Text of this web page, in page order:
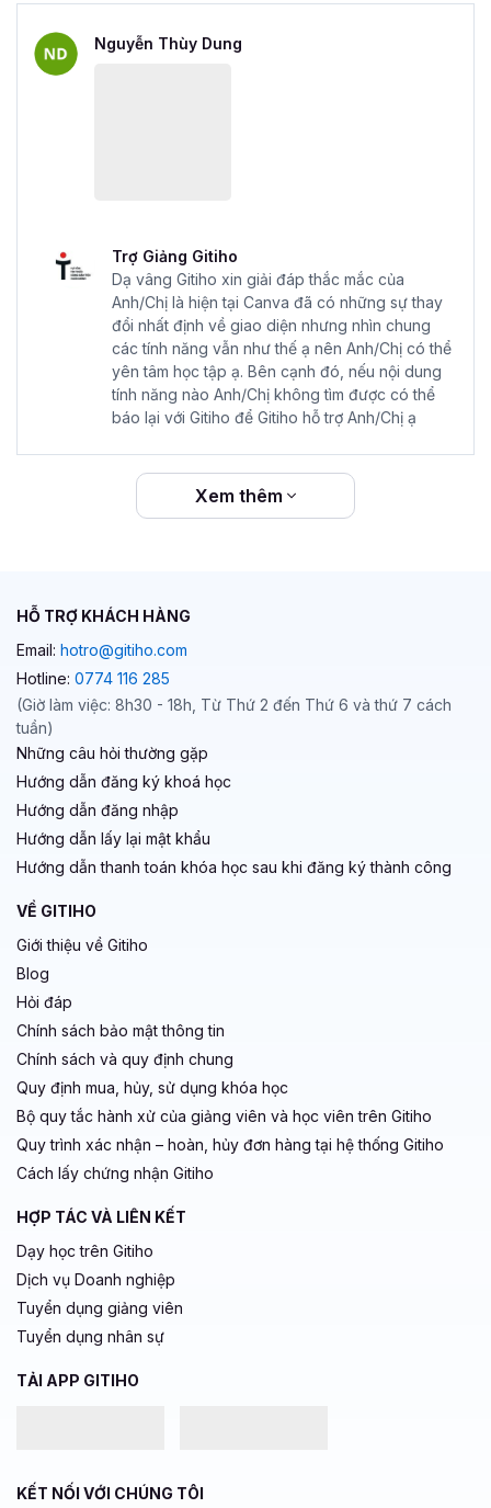
Nguyễn Thùy Dung
Trợ Giảng Gitiho
Dạ vâng Gitiho xin giải đáp thắc mắc của
Anh/Chị là hiện tại Canva đã có những sự thay
đổi nhất định về giao diện nhưng nhìn chung
các tính năng vẫn như thế ạ nên Anh/Chị có thể
yên tâm học tập ạ. Bên cạnh đó, nếu nội dung
tính năng nào Anh/Chị không tìm được có thể
báo lại với Gitiho để Gitiho hỗ trợ Anh/Chị ạ
Xem thêm
HỖ TRỢ KHÁCH HÀNG
Email: hotro@gitiho.com
Hotline: 0774 116 285
(Giờ làm việc: 8h30 - 18h, Từ Thứ 2 đến Thứ 6 và thứ 7 cách
tuần)
Những câu hỏi thường gặp
Hướng dẫn đăng ký khoá học
Hướng dẫn đăng nhập
Hướng dẫn lấy lại mật khẩu
Hướng dẫn thanh toán khóa học sau khi đăng ký thành công
VỀ GITIHO
Giới thiệu về Gitiho
Blog
Hỏi đáp
Chính sách bảo mật thông tin
Chính sách và quy định chung
Quy định mua, hủy, sử dụng khóa học
Bộ quy tắc hành xử của giảng viên và học viên trên Gitiho
Quy trình xác nhận – hoàn, hủy đơn hàng tại hệ thống Gitiho
Cách lấy chứng nhận Gitiho
HỢP TÁC VÀ LIÊN KẾT
Dạy học trên Gitiho
Dịch vụ Doanh nghiệp
Tuyển dụng giảng viên
Tuyển dụng nhân sự
TẢI APP GITIHO
KẾT NỐI VỚI CHÚNG TÔI